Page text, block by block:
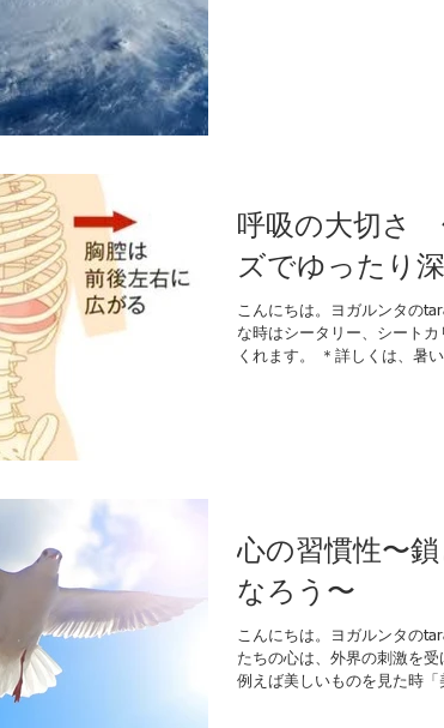
呼吸の大切さ
ズでゆったり
こんにちは。ヨガルンタの
な時はシータリー、シートカ
くれます。 ＊詳しくは、暑
心の習慣性〜
なろう〜
こんにちは。ヨガルンタの
たちの心は、外界の刺激を受
例えば美しいものを見た時「